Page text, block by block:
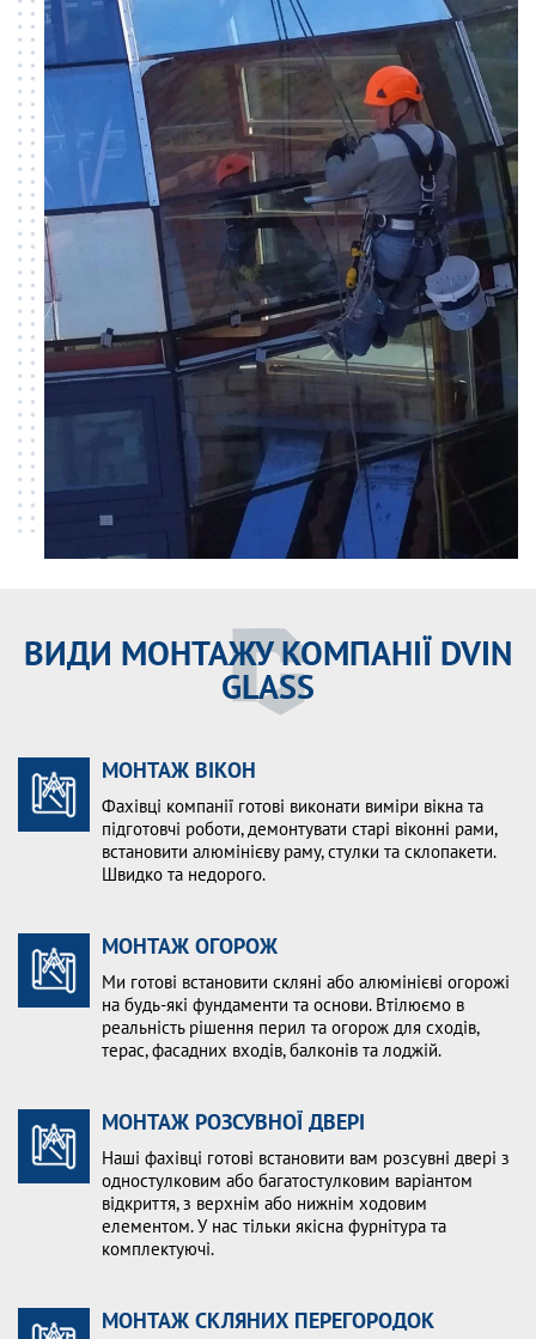
ВИДИ МОНТАЖУ КОМПАНІЇ DVIN
GLASS
МОНТАЖ ВІКОН
Фахівці компанії готові виконати виміри вікна та
підготовчі роботи, демонтувати старі віконні рами,
встановити алюмінієву раму, стулки та склопакети.
Швидко та недорого.
МОНТАЖ ОГОРОЖ
Ми готові встановити скляні або алюмінієві огорожі
на будь-які фундаменти та основи. Втілюємо в
реальність рішення перил та огорож для сходів,
терас, фасадних входів, балконів та лоджій.
МОНТАЖ РОЗСУВНОЇ ДВЕРІ
Наші фахівці готові встановити вам розсувні двері з
одностулковим або багатостулковим варіантом
відкриття, з верхнім або нижнім ходовим
елементом. У нас тільки якісна фурнітура та
комплектуючі.
МОНТАЖ СКЛЯНИХ ПЕРЕГОРОДОК